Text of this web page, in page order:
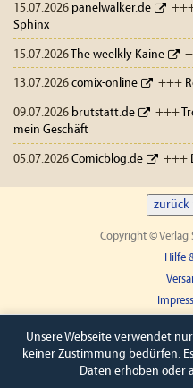
15.07.2026 panelwalker.de
Sphinx
15.07.2026The weelkly Kaine
13.07.2026 comix-online +++
09.07.2026 brutstatt.de +++
mein Geschäft
05.07.2026 Comicblog.de +++
zurück
Copyright © Verlag
Hilfe
Unsere Webseite verwendet
keiner Zustimmung bedürfen.
Daten erhoben oder